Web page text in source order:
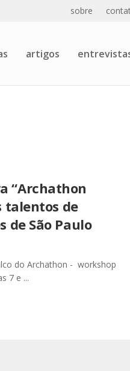
sobre
artigos
“Archathon
talentos de
São Paulo
do Archathon - workshop
7 e ...